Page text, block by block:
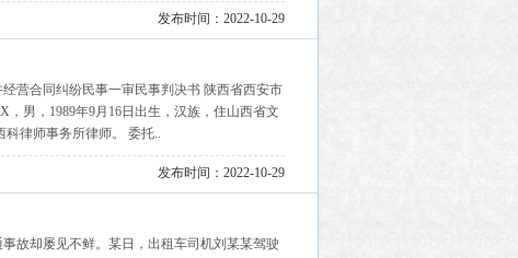
发布时间：2022-10-29
营合同纠纷民事一审民事判决书 陕西省西安市
，男，1989年9月16日出生，汉族，住山西省文
律师事务所律师。 委托..
发布时间：2022-10-29
故却屡见不鲜。某日，出租车司机刘某某驾驶